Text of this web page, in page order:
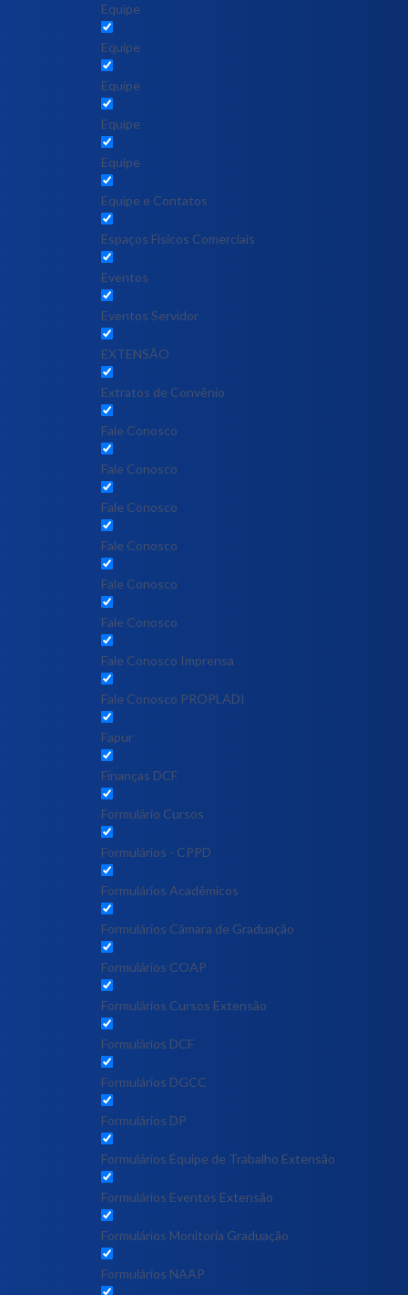
Equipe
Equipe
Equipe
Equipe
Equipe
Equipe e Contatos
Espaços Físicos Comerciais
Eventos
Eventos Servidor
EXTENSÃO
Extratos de Convênio
Fale Conosco
Fale Conosco
Fale Conosco
Fale Conosco
Fale Conosco
Fale Conosco
Fale Conosco Imprensa
Fale Conosco PROPLADI
Fapur
Finanças DCF
Formulário Cursos
Formulários - CPPD
Formulários Acadêmicos
Formulários Câmara de Graduação
Formulários COAP
Formulários Cursos Extensão
Formulários DCF
Formulários DGCC
Formulários DP
Formulários Equipe de Trabalho Extensão
Formulários Eventos Extensão
Formulários Monitoria Graduação
Formulários NAAP